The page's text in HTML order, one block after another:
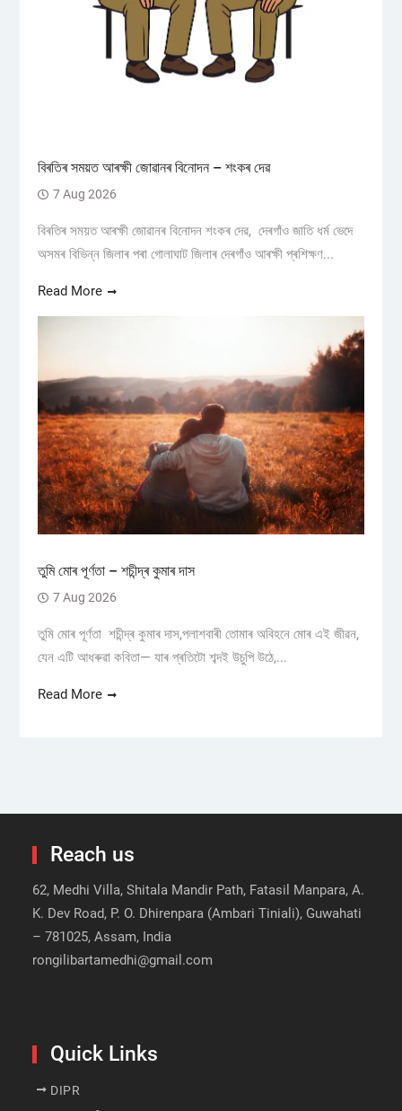
বিৰতিৰ সময়ত আৰক্ষী জোৱানৰ বিনোদন – শংকৰ দেৱ
7 Aug 2026
বিৰতিৰ সময়ত আৰক্ষী জোৱানৰ বিনোদন শংকৰ দেৱ, দেৰগাঁও জাতি ধৰ্ম ভেদে
অসমৰ বিভিন্ন জিলাৰ পৰা গোলাঘাট জিলাৰ দেৰগাঁও আৰক্ষী প্ৰশিক্ষণ...
Read More
তুমি মোৰ পূৰ্ণতা – শচীন্দ্ৰ কুমাৰ দাস
7 Aug 2026
তুমি মোৰ পূৰ্ণতা শচীন্দ্ৰ কুমাৰ দাস,পলাশবাৰী তোমাৰ অবিহনে মোৰ এই জীৱন,
যেন এটি আধৰুৱা কবিতা— যাৰ প্ৰতিটো শব্দই উচুপি উঠে,...
Read More
Reach us
62, Medhi Villa, Shitala Mandir Path, Fatasil Manpara, A.
K. Dev Road, P. O. Dhirenpara (Ambari Tiniali), Guwahati
– 781025, Assam, India
rongilibartamedhi@gmail.com
Quick Links
DIPR